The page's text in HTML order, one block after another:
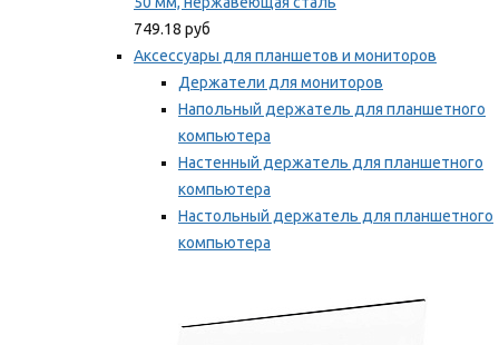
749.18 руб
Аксессуары для планшетов и мониторов
Держатели для мониторов
Напольный держатель для планшетного
компьютера
Настенный держатель для планшетного
компьютера
Настольный держатель для планшетного
компьютера